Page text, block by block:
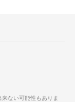
ない可能性もありま